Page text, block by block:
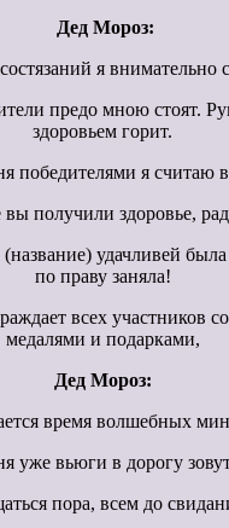
Дед Мороз:
я внимательно
предо мною стоят.
здоровьем горит.
победителями я считаю
получили здоровье,
удачливей
по праву заняла!
всех участников
медалями и подарками,
Дед Мороз:
время волшебных
уже вьюги в дорогу
пора, всем до